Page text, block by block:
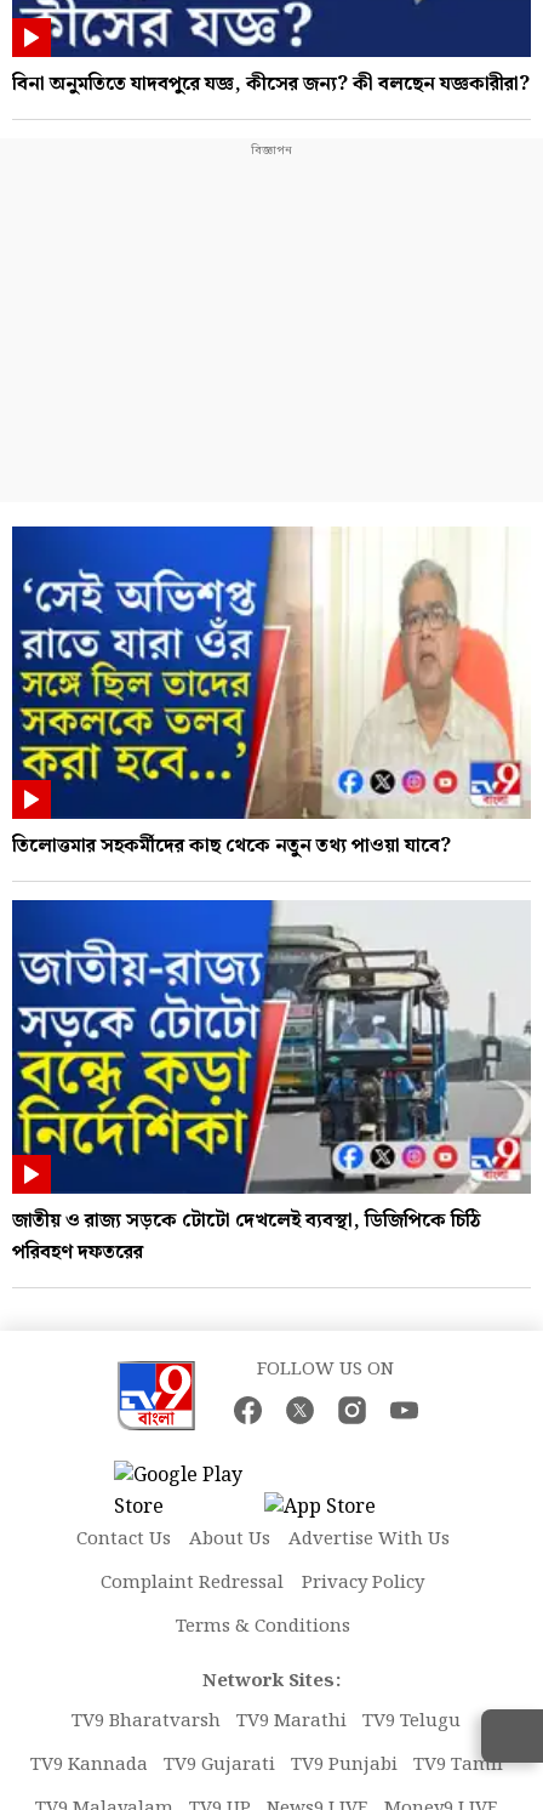
বিনা অনুমতিতে যাদবপুরে যজ্ঞ, কীসের জন্য? কী বলছেন যজ্ঞকারীরা?
তিলোত্তমার সহকর্মীদের কাছ থেকে নতুন তথ্য পাওয়া যাবে?
জাতীয় ও রাজ্য সড়কে টোটো দেখলেই ব্যবস্থা, ডিজিপিকে চিঠি
পরিবহণ দফতরের
FOLLOW US ON
Contact Us About Us
Advertise With Us
Complaint Redressal
Privacy Policy
Terms & Conditions
Network Sites:
TV9 Bharatvarsh TV9 Marathi TV9 Telugu
TV9 Kannada TV9 Gujarati TV9 Punjabi TV9 Tamil